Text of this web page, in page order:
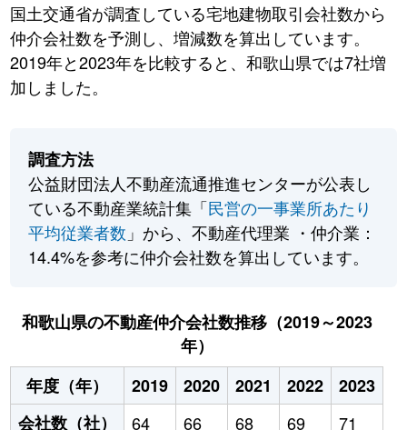
国土交通省が調査している宅地建物取引会社数から
仲介会社数を予測し、増減数を算出しています。
2019年と2023年を比較すると、和歌山県では7社増
加しました。
調査方法
公益財団法人不動産流通推進センターが公表し
ている不動産業統計集「民営の一事業所あたり
平均従業者数 」から、不動産代理業 ・仲介業：
14.4%を参考に仲介会社数を算出しています。
和歌山県の不動産仲介会社数推移（2019～2023
年）
年度（年）
2019 2020 2021 2022
2023
会社数（社）
64 66 68 69 71